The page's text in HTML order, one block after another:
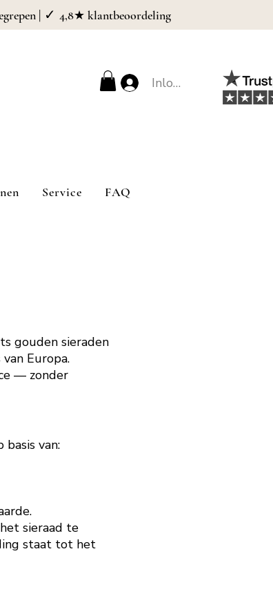
| ✓ 4,8★ klantbeoordeling
Inloggen
Service FAQ
gouden sieraden
Europa.
— zonder
van:
sieraad te
staat tot het